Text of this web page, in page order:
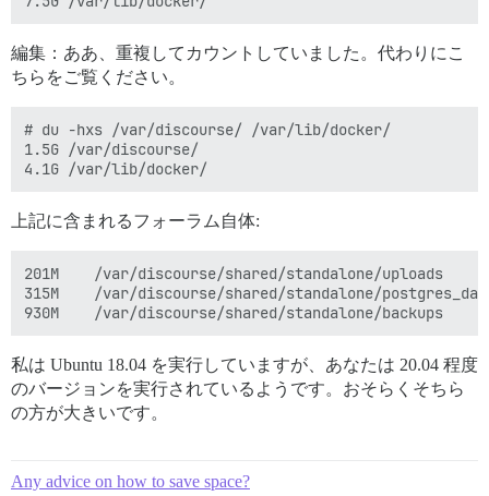
編集：ああ、重複してカウントしていました。代わりにこ
ちらをご覧ください。
# du -hxs /var/discourse/ /var/lib/docker/
1.5G /var/discourse/
上記に含まれるフォーラム自体:
201M	/var/discourse/shared/standalone/uploads
315M	/var/discourse/shared/standalone/postgres_data
私は Ubuntu 18.04 を実行していますが、あなたは 20.04 程度
のバージョンを実行されているようです。おそらくそちら
の方が大きいです。
Any advice on how to save space?